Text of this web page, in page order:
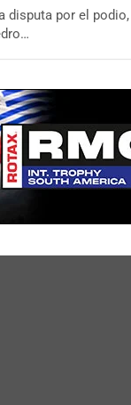
disputa por el podio,